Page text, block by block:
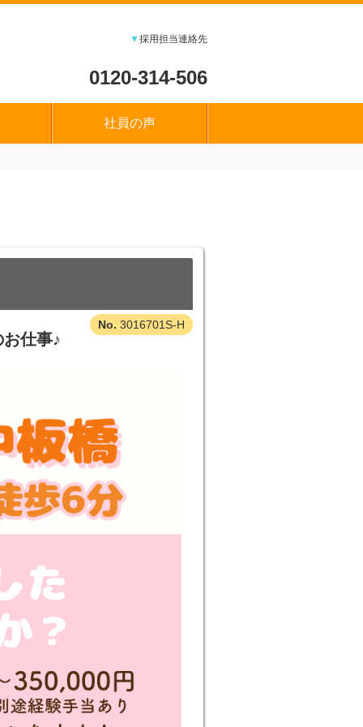
▼採用担当連絡先
0120-314-506
社員の声
3016701S-H
仕事♪